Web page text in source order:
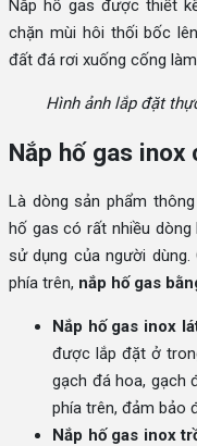
Nắp hố gas được thiết
chặn mùi hôi thối bốc
đất đá rơi xuống cống
Hình ảnh lắp đặt
Nắp hố gas inox
Là dòng sản phẩm
hố gas có rất nhiều
sử dụng của người
phía trên, nắp hố gas
Nắp hố gas inox
được lắp đặt ở
gạch đá hoa, gạch
phía trên, đảm bảo
Nắp hố gas inox